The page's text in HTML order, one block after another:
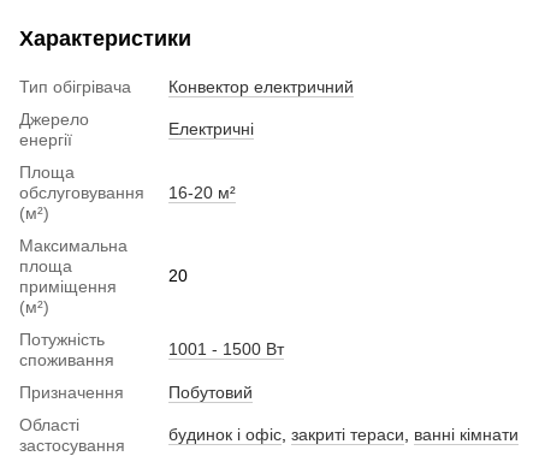
Характеристики
Тип обігрівача
Конвектор електричний
Джерело
енергії
Електричні
Площа
обслуговування
(м²)
16-20 м²
Максимальна
площа
приміщення
(м²)
20
Потужність
споживання
1001 - 1500 Вт
Призначення
Побутовий
Області
застосування
будинок і офіс закриті тераси ванні кімнати